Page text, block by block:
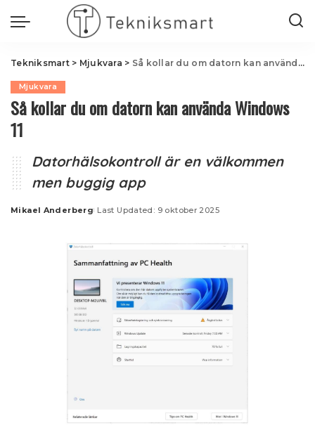
Tekniksmart> Mjukvara > Så kollar du om datorn kan använda Windows 11
Mjukvara
Så kollar du om datorn kan använda Windows
11
Datorhälsokontroll är en välkommen
men buggig app
Posted
Mikael Anderberg Last Updated: 9 oktober 2025